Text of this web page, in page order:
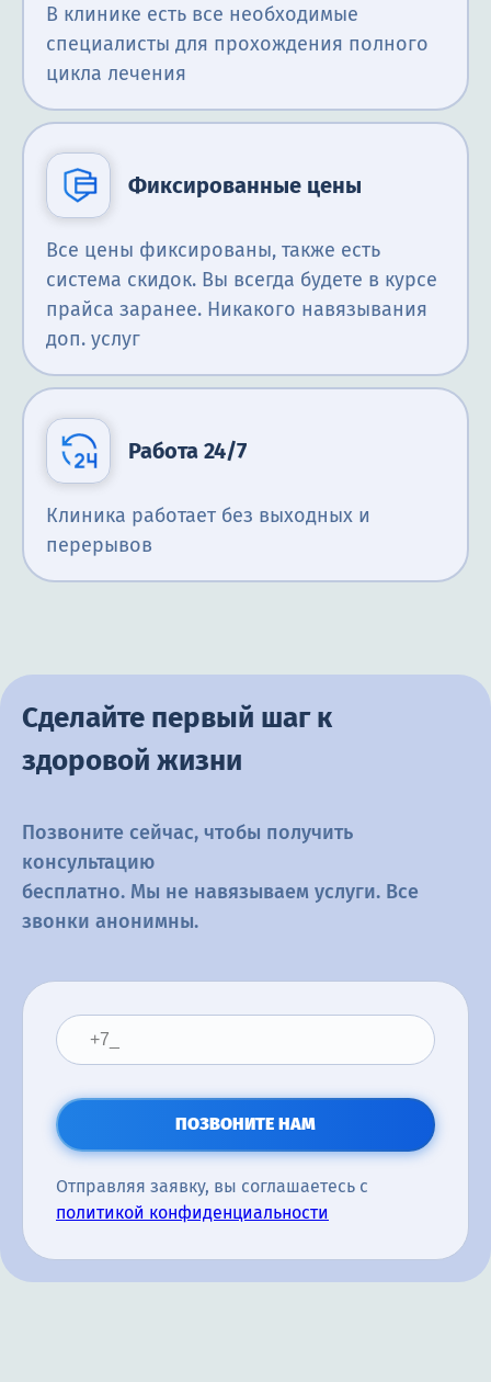
В клинике есть все необходимые
специалисты для прохождения полного
цикла лечения
Фиксированные цены
Все цены фиксированы, также есть
система скидок. Вы всегда будете в курсе
прайса заранее. Никакого навязывания
доп. услуг
Работа 24/7
Клиника работает без выходных и
перерывов
Сделайте первый шаг к
здоровой жизни
Позвоните сейчас, чтобы получить
консультацию
бесплатно. Мы не навязываем услуги. Все
звонки анонимны.
ПОЗВОНИТЕ НАМ
Отправляя заявку, вы соглашаетесь с
политикой конфиденциальности